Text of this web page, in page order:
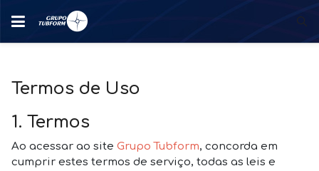
Termos de Uso
1. Termos
Ao acessar ao site Grupo Tubform, concorda em
cumprir estes termos de serviço, todas as leis e